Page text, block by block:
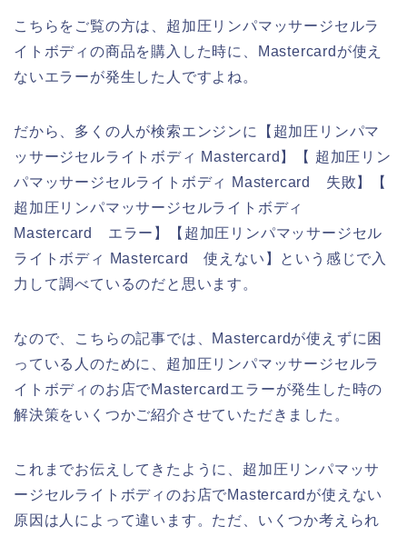
こちらをご覧の方は、超加圧リンパマッサージセルラ
イトボディの商品を購入した時に、Mastercardが使え
ないエラーが発生した人ですよね。
だから、多くの人が検索エンジンに【超加圧リンパマ
ッサージセルライトボディ Mastercard】【 超加圧リン
パマッサージセルライトボディ Mastercard 失敗】【
超加圧リンパマッサージセルライトボディ
Mastercard エラー】【超加圧リンパマッサージセル
ライトボディ Mastercard 使えない】という感じで入
力して調べているのだと思います。
なので、こちらの記事では、Mastercardが使えずに困
っている人のために、超加圧リンパマッサージセルラ
イトボディのお店でMastercardエラーが発生した時の
解決策をいくつかご紹介させていただきました。
これまでお伝えしてきたように、超加圧リンパマッサ
ージセルライトボディのお店でMastercardが使えない
原因は人によって違います。ただ、いくつか考えられ